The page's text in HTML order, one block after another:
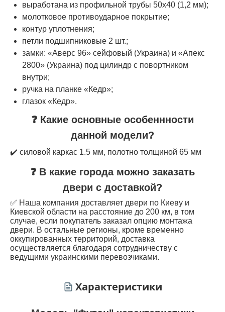
выработана из профильной трубы 50х40 (1,2 мм);
молотковое противоударное покрытие;
контур уплотнения;
петли подшипниковые 2 шт.;
замки: «Аверс 96» сейфовый (Украина) и «Апекс
2800» (Украина) под цилиндр с повортником
внутри;
ручка на планке «Кедр»;
глазок «Кедр».
❓ Какие основные особеннности
данной модели?
✔️ силовой каркас 1.5 мм, полотно толщиной 65 мм
❓ В какие города можно заказать
двери с доставкой?
✅ Наша компания доставляет двери по Киеву и
Киевской области на расстояние до 200 км, в том
случае, если покупатель заказал опцию монтажа
двери. В остальные регионы, кроме временно
оккупированных территорий, доставка
осуществляется благодаря сотрудничеству с
ведущими украинскими перевозчиками.
Характеристики